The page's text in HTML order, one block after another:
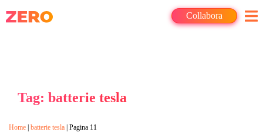
Collabora
Tag: batterie tesla
Home batterie tesla Pagina 11